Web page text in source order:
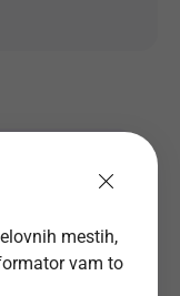
na
mestih,
vam to